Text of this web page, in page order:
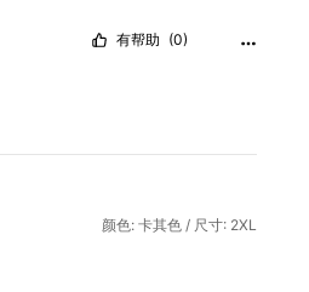
有帮助 (0)
颜色: 卡其色 / 尺寸: 2XL